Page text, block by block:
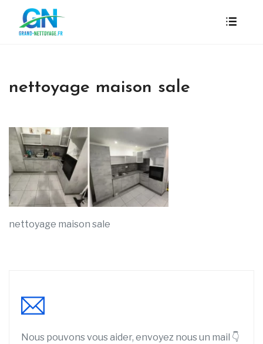
nettoyage maison sale
nettoyage maison sale
Nous pouvons vous aider, envoyez nous un mail 👇